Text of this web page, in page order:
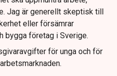
Jag är generellt skeptisk till
eller försämrar
bygga företag i Sverige.
för unga och för